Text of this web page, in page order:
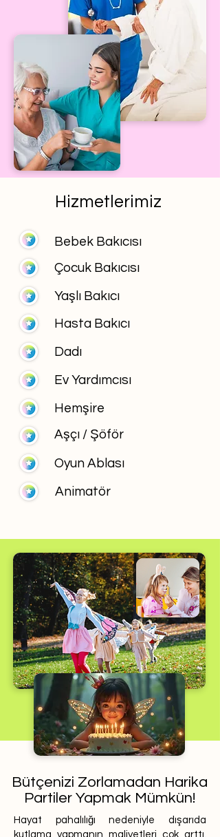
Hizmetlerimiz
Bebek Bakıcısı
Çocuk Bakıcısı
Yaşlı Bakıcı
Hasta Bakıcı
Dadı
Ev Yardımcısı
Hemşire
Aşçı / Şöför
Oyun Ablası
Animatör
Bütçenizi Zorlamadan Harika
Partiler Yapmak Mümkün!
Hayat pahalılığı nedeniyle dışarıda
kutlama yapmanın maliyetleri çok arttı.